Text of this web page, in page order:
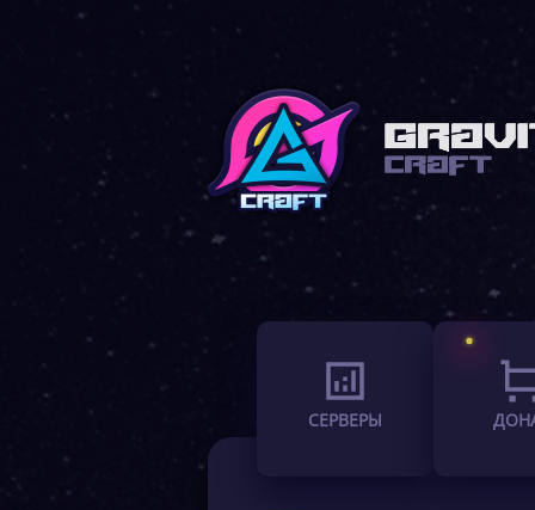
СЕРВЕРЫ